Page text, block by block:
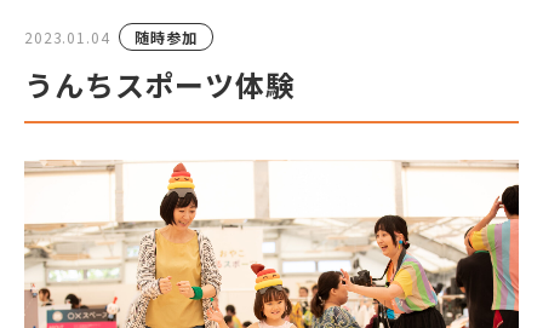
2023.01.04 随時参加
うんちスポーツ体験